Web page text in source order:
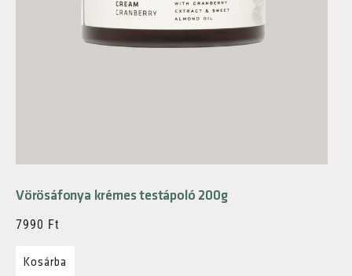
Vörösáfonya krémes testápoló 200g
7990 Ft
Kosárba